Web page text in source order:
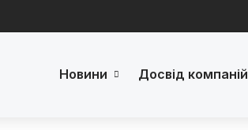
Новини Досвід компаній